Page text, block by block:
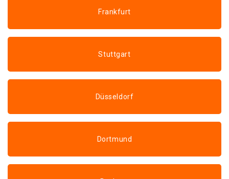
Frankfurt
Stuttgart
Düsseldorf
Dortmund